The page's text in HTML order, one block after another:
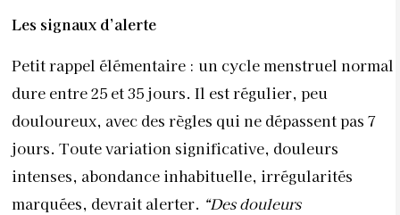
Les signaux d’alerte
Petit rappel élémentaire : un cycle menstruel normal
dure entre 25 et 35 jours. Il est régulier, peu
douloureux, avec des règles qui ne dépassent pas 7
jours. Toute variation significative, douleurs
intenses, abondance inhabituelle, irrégularités
marquées, devrait alerter. “Des douleurs